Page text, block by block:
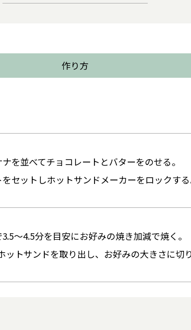
作り方
を並べてチョコレートとバターをのせる。
セットしホットサンドメーカーをロックする
～4.5分を目安にお好みの焼き加減で焼く。
トサンドを取り出し、お好みの大きさに切